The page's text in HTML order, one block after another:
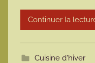
Continuer la
Cuisine d'hiver